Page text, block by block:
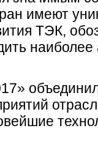
имеют
ТЭК,